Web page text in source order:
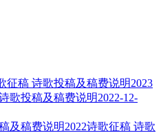
2023
歌投稿及稿费说明2022-12-
2022诗歌征稿 诗歌